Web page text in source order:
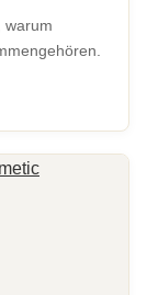
warum